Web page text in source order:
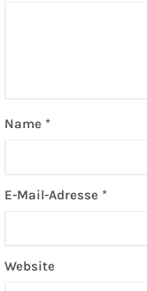
Name *
E-Mail-Adresse *
Website